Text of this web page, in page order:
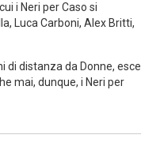
i Neri per Caso si
Luca Carboni, Alex Britti,
di distanza da Donne, esce
mai, dunque, i Neri per